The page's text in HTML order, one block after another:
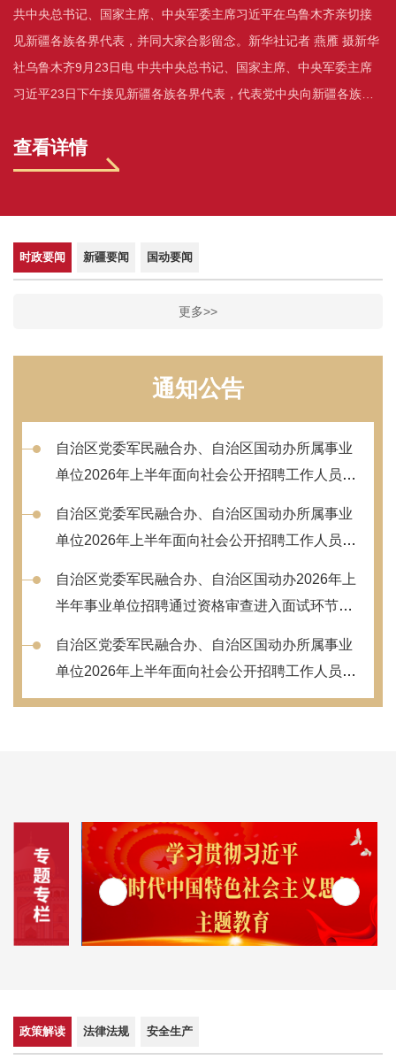
共中央总书记、国家主席、中央军委主席习近平在乌鲁木齐亲切接
见新疆各族各界代表，并同大家合影留念。新华社记者 燕雁 摄新华
社乌鲁木齐9月23日电 中共中央总书记、国家主席、中央军委主席
习近平23日下午接见新疆各族各界代表，代表党中央向新疆各族儿
国式现代化...
查看详情
时政要闻 新疆要闻 国动要闻
更多>>
通知公告
自治区党委军民融合办、自治区国动办所属事业
单位2026年上半年面向社会公开招聘工作人员拟
自治区党委军民融合办、自治区国动办所属事业
单位2026年上半年面向社会公开招聘工作人员考
自治区党委军民融合办、自治区国动办2026年上
半年事业单位招聘通过资格审查进入面试环节人
自治区党委军民融合办、自治区国动办所属事业
单位2026年上半年面向社会公开招聘工作人员资
格审查公告
政策解读 法律法规 安全生产